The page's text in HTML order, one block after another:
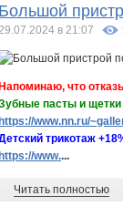
Большой
29.07.2024 в 21:07
что
пасты и щетки
www.nn.ru/
трикотаж
www....
Читать полностью